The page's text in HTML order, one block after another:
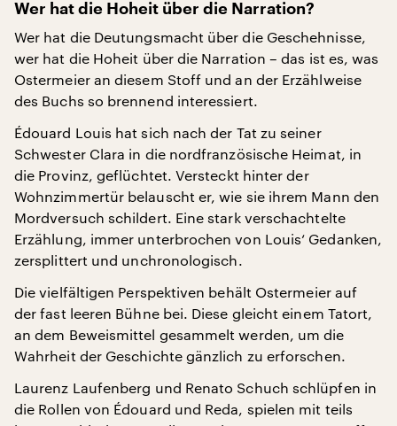
Wer hat die Hoheit über die Narration?
Wer hat die Deutungsmacht über die Geschehnisse,
wer hat die Hoheit über die Narration – das ist es, was
Ostermeier an diesem Stoff und an der Erzählweise
des Buchs so brennend interessiert.
Édouard Louis hat sich nach der Tat zu seiner
Schwester Clara in die nordfranzösische Heimat, in
die Provinz, geflüchtet. Versteckt hinter der
Wohnzimmertür belauscht er, wie sie ihrem Mann den
Mordversuch schildert. Eine stark verschachtelte
Erzählung, immer unterbrochen von Louis‘ Gedanken,
zersplittert und unchronologisch.
Die vielfältigen Perspektiven behält Ostermeier auf
der fast leeren Bühne bei. Diese gleicht einem Tatort,
an dem Beweismittel gesammelt werden, um die
Wahrheit der Geschichte gänzlich zu erforschen.
Laurenz Laufenberg und Renato Schuch schlüpfen in
die Rollen von Édouard und Reda, spielen mit teils